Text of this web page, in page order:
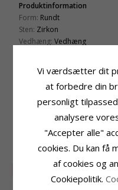
Produktinformation
Form: Rundt
Sten: Zirkon
Vedhæng: Vedhæng
Leveringstid
Leveringstid: 2-3 Hverdage
KUNDER DER
75%
Vi værdsætter dit
at forbedre din
personligt
analysere
"Accepter alle"
cookies. Du kan få
af cookies og
Cookiepolitik.